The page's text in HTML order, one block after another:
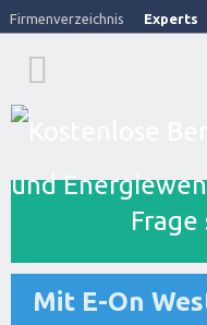
Firmenverzeichnis Experts
Mit E-On